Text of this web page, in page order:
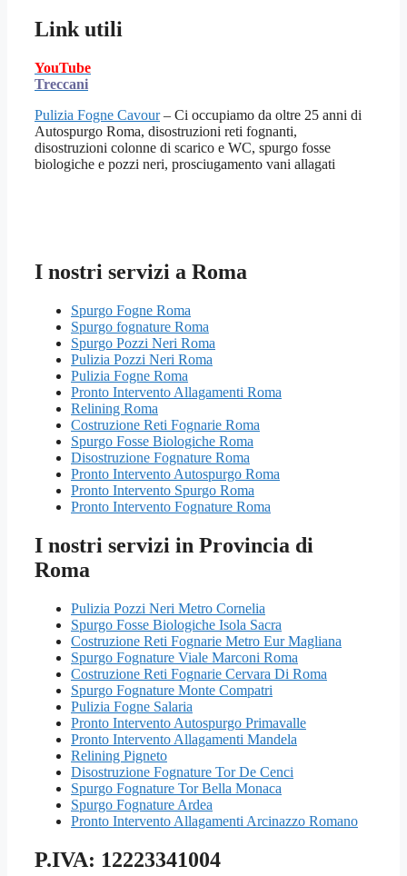
Link utili
YouTube
Treccani
Pulizia Fogne Cavour– Ci occupiamo da oltre 25 anni di
Autospurgo Roma, disostruzioni reti fognanti,
disostruzioni colonne di scarico e WC, spurgo fosse
biologiche e pozzi neri, prosciugamento vani allagati
I nostri servizi a Roma
Spurgo Fogne Roma
Spurgo fognature Roma
Spurgo Pozzi Neri Roma
Pulizia Pozzi Neri Roma
Pulizia Fogne Roma
Pronto Intervento Allagamenti Roma
Relining Roma
Costruzione Reti Fognarie Roma
Spurgo Fosse Biologiche Roma
Disostruzione Fognature Roma
Pronto Intervento Autospurgo Roma
Pronto Intervento Spurgo Roma
Pronto Intervento Fognature Roma
I nostri servizi in Provincia di
Roma
Pulizia Pozzi Neri Metro Cornelia
Spurgo Fosse Biologiche Isola Sacra
Costruzione Reti Fognarie Metro Eur Magliana
Spurgo Fognature Viale Marconi Roma
Costruzione Reti Fognarie Cervara Di Roma
Spurgo Fognature Monte Compatri
Pulizia Fogne Salaria
Pronto Intervento Autospurgo Primavalle
Pronto Intervento Allagamenti Mandela
Relining Pigneto
Disostruzione Fognature Tor De Cenci
Spurgo Fognature Tor Bella Monaca
Spurgo Fognature Ardea
Pronto Intervento Allagamenti Arcinazzo Romano
P.IVA: 12223341004